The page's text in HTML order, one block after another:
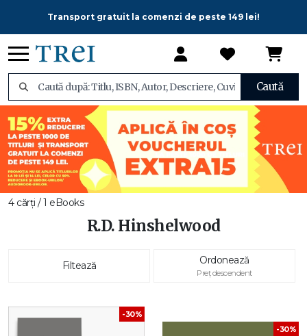
Transport gratuit la comenzi de peste 149 lei!
Caută
4 cărți / 1 eBooks
R.D. Hinshelwood
Filtează Ordonează
Preț descendent
-30%
-30%